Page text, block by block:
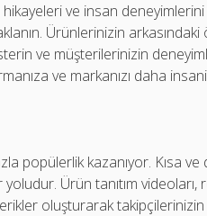
hikayeleri ve insan
Ürünlerinizin arkasındaki
ve müşterilerinizin
ve markanızı daha
popülerlik kazanıyor. Kısa ve
yoludur. Ürün tanıtım
oluşturarak takipçilerinizin